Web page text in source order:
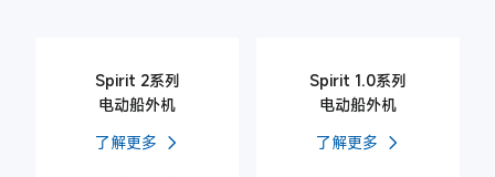
Spirit 2系列
电动船外机
了解更多
Spirit 1.0系列
电动船外机
了解更多